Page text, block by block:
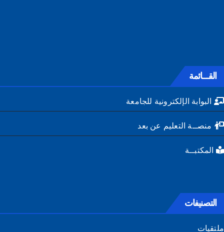
القـــائمة
البوابة الإلكترونية للجامعة
منصــة التعليم عن بعد
المكتبــة
التصنيفات